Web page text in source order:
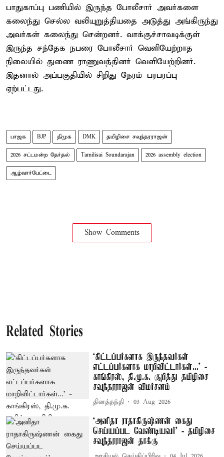
பாதுகாப்பு பணியில் இருந்த போலீசார் அவர்களை
கலைந்து செல்ல வலியுறுத்தியதை அடுத்து அங்கிருந்து
அவர்கள் கலைந்து சென்றனர். வாக்குச்சாவடிக்குள்
இருந்த சந்தேக நபரை போலீசார் வெளியேற்றாத
நிலையில் துணை ராணுவத்தினர் வெளியேற்றினர்.
இதனால் அப்பகுதியில் சிறிது நேரம் பரபரப்பு
ஏற்பட்டது.
பாஜக BJP திமுக DMK தமிழிசை சவுந்தரராஜன்
2026 சட்டமன்ற தேர்தல் Tamilisai Soundarajan 2026 assembly election
ஆழ்வார்பேட்டை
Show Comments
Related Stories
‘கிட்டப்பர்களாக இருந்தவர்கள்
எட்டப்பர்களாக மாறிவிட்டார்கள்...’ -
காங்கிரஸ், தி.மு.க. குறித்து தமிழிசை
சவுந்தரராஜன் விமர்சனம்
தினத்தந்தி 03 Aug 2026
‘அனிதா ராதாகிருஷ்ணன் கைது
செய்யப்பட வேண்டியவர்’ - தமிழிசை
சவுந்தரராஜன் தாக்கு